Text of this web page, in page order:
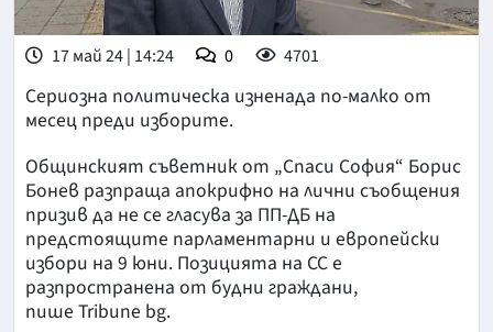
17 май 24 | 14:24 0 4701
Сериозна политическа изненада по-малко от
месец преди изборите.
Общинският съветник от „Спаси София“ Борис
Бонев разпраща апокрифно на лични съобщения
призив да не се гласува за ПП-ДБ на
предстоящите парламентарни и европейски
избори на 9 юни. Позицията на СС е
разпространена от будни граждани,
пише Tribune bg.